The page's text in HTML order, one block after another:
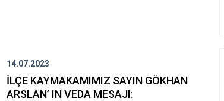
14.07.2023
İLÇE KAYMAKAMIMIZ SAYIN GÖKHAN
ARSLAN’ IN VEDA MESAJI: